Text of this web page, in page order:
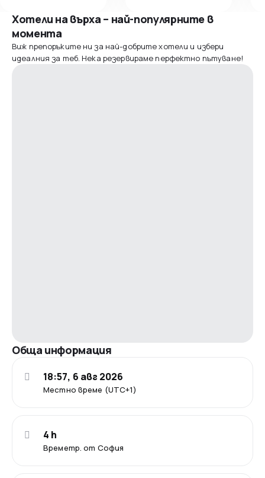
Хотели на върха – най-популярните в
момента
Виж препоръките ни за най-добрите хотели и избери
идеалния за теб. Нека резервираме перфектно пътуване!
Обща информация
Местно време (UTC+1)
18:57, 6 авг 2026
Времетр. от София
4 h